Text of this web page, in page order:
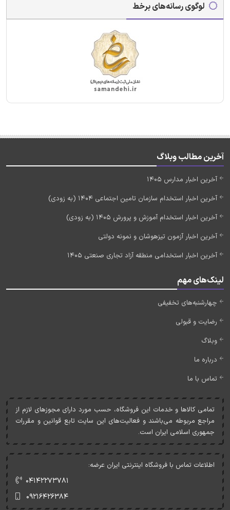
لوگوی رسانه‌های برخط
آخرین مطالب وبلاگ
آخرین اخبار مدارس 1405
آخرین اخبار استخدام سازمان تامین اجتماعی 1404 (به زودی)
آخرین اخبار استخدام آموزش و پرورش 1405 (به زودی)
آخرین اخبار آزمون تیزهوشان و نمونه دولتی
آخرین اخبار استخدامی منطقه آزاد تجاری صنعتی 1405
لینک‌های مهم
چهارشنبه‌های تخفیفی
رضایت و قبولی
وبلاگ
درباره ما
تماس با ما
تمامی کالاها و خدمات اين فروشگاه، حسب مورد دارای مجوزهای لازم از
مراجع مربوطه می‌باشند و فعاليت‌های اين سايت تابع قوانين و مقررات
جمهوری اسلامی ايران است.
اطلاعات تماس با فروشگاه اینترنتی ایران عرضه:
۰۴۱۴۲۲۷۳۷۸۱
۰۹۲۱۶۴۲۶۳۸۴